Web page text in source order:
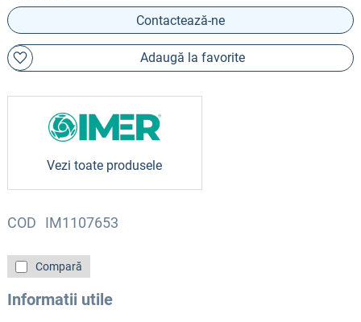
Compară
Informatii utile
COD IM1107653
Contactează-ne
Adaugă la favorite
Vezi toate produsele